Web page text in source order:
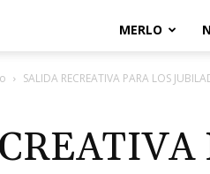
MERLO
SALIDA RECREATIVA PARA LOS